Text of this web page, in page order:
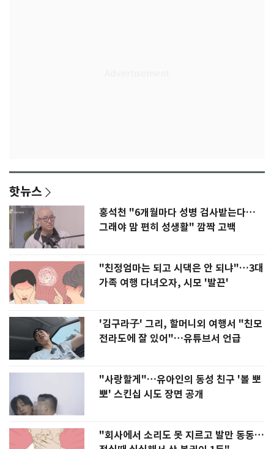
핫뉴스
홍석천 "6개월마다 성병 검사받는다…
그래야 맘 편히 성생활" 깜짝 고백
"친정엄마는 되고 시댁은 안 되냐"…3대
가족 여행 다녀오자, 시모 '발끈'
'김구라子' 그리, 할머니외 여행서 "친모
전라도에 잘 있어"…유튜브서 언급
"사랑할게"…유아인의 동성 친구 '볼 뽀
뽀' 스킨십 시도 장면 공개
"회사에서 소리도 못 지르고 발만 동동…